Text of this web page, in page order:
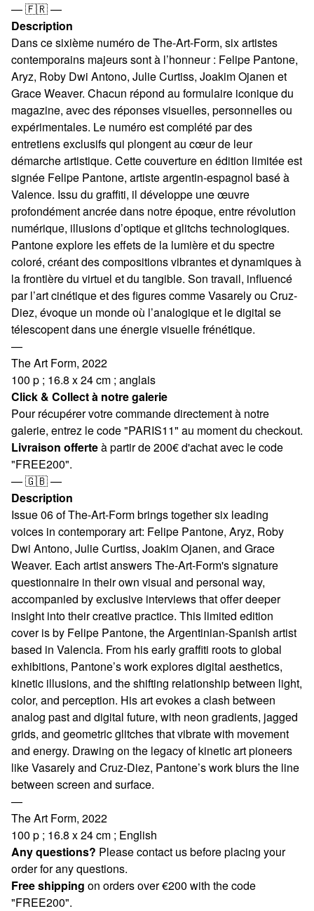
— 🇫🇷 —
Description
Dans ce sixième numéro de The-Art-Form, six artistes
contemporains majeurs sont à l’honneur : Felipe Pantone,
Aryz, Roby Dwi Antono, Julie Curtiss, Joakim Ojanen et
Grace Weaver. Chacun répond au formulaire iconique du
magazine, avec des réponses visuelles, personnelles ou
expérimentales. Le numéro est complété par des
entretiens exclusifs qui plongent au cœur de leur
démarche artistique. Cette couverture en édition limitée est
signée Felipe Pantone, artiste argentin-espagnol basé à
Valence. Issu du graffiti, il développe une œuvre
profondément ancrée dans notre époque, entre révolution
numérique, illusions d’optique et glitchs technologiques.
Pantone explore les effets de la lumière et du spectre
coloré, créant des compositions vibrantes et dynamiques à
la frontière du virtuel et du tangible. Son travail, influencé
par l’art cinétique et des figures comme Vasarely ou Cruz-
Diez, évoque un monde où l’analogique et le digital se
télescopent dans une énergie visuelle frénétique.
—
The Art Form, 2022
100 p ; 16.8 x 24 cm ; anglais
Click & Collect à notre galerie
Pour récupérer votre commande directement à notre
galerie, entrez le code "PARIS11" au moment du checkout.
Livraison offerteà partir de 200€ d'achat avec le code
"FREE200".
— 🇬🇧 —
Description
Issue 06 of The-Art-Form brings together six leading
voices in contemporary art: Felipe Pantone, Aryz, Roby
Dwi Antono, Julie Curtiss, Joakim Ojanen, and Grace
Weaver. Each artist answers The-Art-Form's signature
questionnaire in their own visual and personal way,
accompanied by exclusive interviews that offer deeper
insight into their creative practice. This limited edition
cover is by Felipe Pantone, the Argentinian-Spanish artist
based in Valencia. From his early graffiti roots to global
exhibitions, Pantone’s work explores digital aesthetics,
kinetic illusions, and the shifting relationship between light,
color, and perception. His art evokes a clash between
analog past and digital future, with neon gradients, jagged
grids, and geometric glitches that vibrate with movement
and energy. Drawing on the legacy of kinetic art pioneers
like Vasarely and Cruz-Diez, Pantone’s work blurs the line
between screen and surface.
—
The Art Form, 2022
100 p ; 16.8 x 24 cm ; English
Any questions? Please contact us before placing your
order for any questions.
Free shipping on orders over €200 with the code
"FREE200".